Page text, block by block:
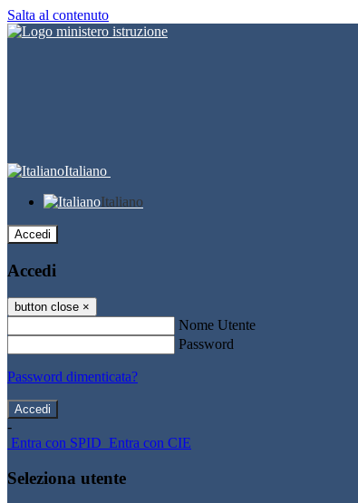
Salta al contenuto
Italiano
Italiano
Accedi
Accedi
button close ×
Nome Utente
Password
Password dimenticata?
-
Entra con SPID Entra con CIE
Seleziona utente